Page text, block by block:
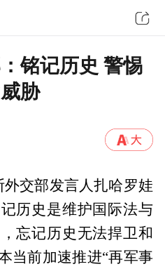
铭记历史 警惕
胁
交部发言人扎哈罗娃
历史是维护国际法与
忘记历史无法捍卫和
当前加速推进“再军事